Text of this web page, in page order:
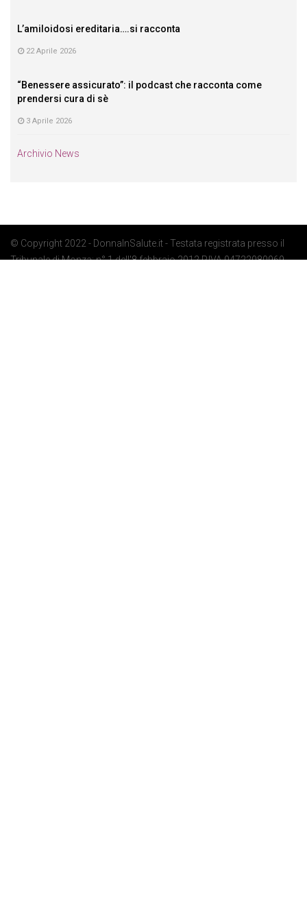
L’amiloidosi ereditaria….si racconta
22 Aprile 2026
“Benessere assicurato”: il podcast che racconta come
prendersi cura di sè
3 Aprile 2026
Archivio News
© Copyright 2022 - DonnaInSalute.it - Testata registrata presso il
Tribunale di Monza: n° 1 dell'8 febbraio 2012 P.IVA 04722080969 -